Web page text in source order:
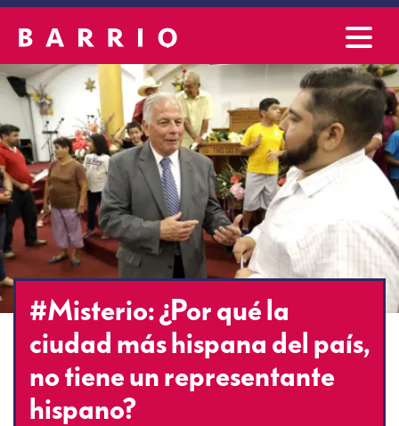
#Misterio: ¿Por qué la
ciudad más hispana del país,
no tiene un representante
hispano?